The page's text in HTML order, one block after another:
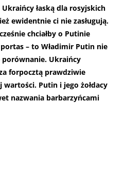
łaską dla rosyjskich
ewidentnie ci nie zasługują.
chciałby o Putinie
– to Władimir Putin nie
porównanie. Ukraińcy
forpocztą prawdziwie
Putin i jego żołdacy
nazwania barbarzyńcami